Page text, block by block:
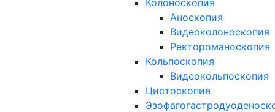
Колоноскопия
Аноскопия
Видеоколоноскопия
Ректороманоскопия
Кольпоскопия
Видеокольпоскопия
Цистоскопия